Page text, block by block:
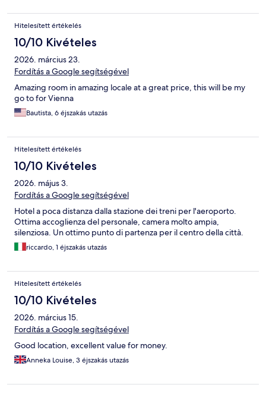
Hitelesített értékelés
10/10 Kivételes
2026. március 23.
Fordítás a Google segítségével
Amazing room in amazing locale at a great price, this will be my
go to for Vienna
Bautista, 6 éjszakás utazás
Hitelesített értékelés
10/10 Kivételes
2026. május 3.
Fordítás a Google segítségével
Hotel a poca distanza dalla stazione dei treni per l'aeroporto.
Ottima accoglienza del personale, camera molto ampia,
silenziosa. Un ottimo punto di partenza per il centro della città.
riccardo, 1 éjszakás utazás
Hitelesített értékelés
10/10 Kivételes
2026. március 15.
Fordítás a Google segítségével
Good location, excellent value for money.
Anneka Louise, 3 éjszakás utazás